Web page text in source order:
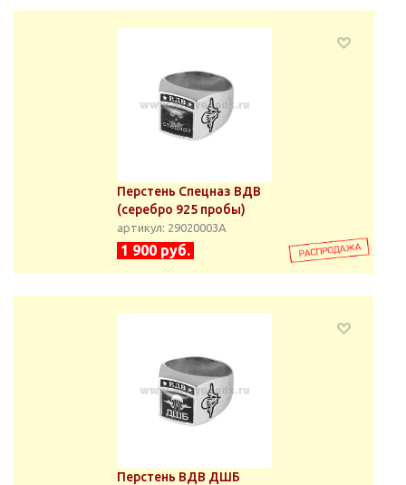
Перстень Спецназ ВДВ
(серебро 925 пробы)
артикул: 29020003А
1 900 руб.
Перстень ВДВ ДШБ